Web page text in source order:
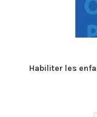
Habiliter les